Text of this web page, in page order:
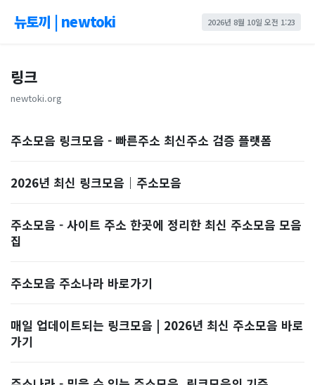
뉴토끼 | newtoki 2026년 8월 10일 오전 1:23
링크
newtoki.org
주소모음 링크모음 - 빠른주소 최신주소 검증 플랫폼
2026년 최신 링크모음｜주소모음
주소모음 - 사이트 주소 한곳에 정리한 최신 주소모음 모음
집
주소모음 주소나라 바로가기
매일 업데이트되는 링크모음 | 2026년 최신 주소모음 바로
가기